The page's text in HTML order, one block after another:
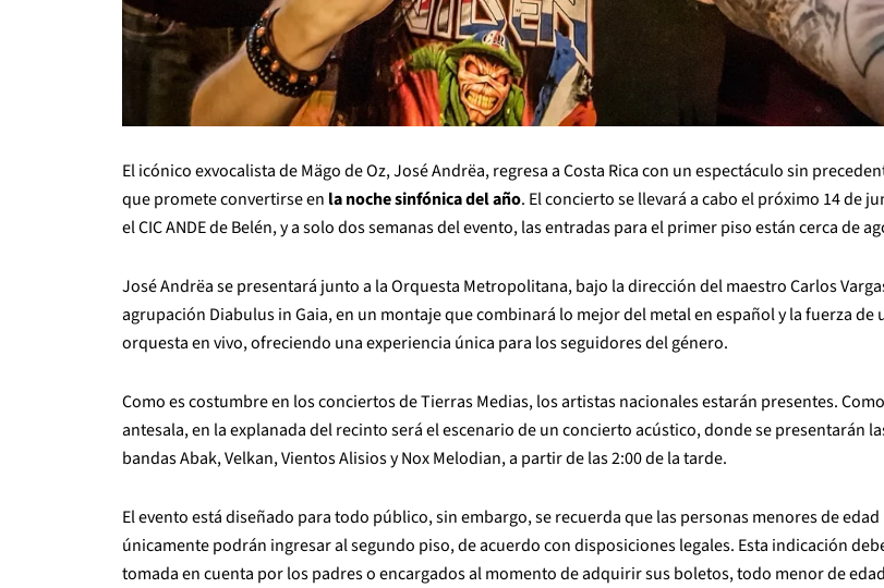
El icónico exvocalista de Mägo de Oz, José Andrëa, regresa a Costa Rica con un espectáculo sin
que promete convertirse en la noche sinfónica del año. El concierto se llevará a cabo el próximo 14 de
el CIC ANDE de Belén, y a solo dos semanas del evento, las entradas para el primer piso están cerca de
José Andrëa se presentará junto a la Orquesta Metropolitana, bajo la dirección del maestro Carlos
agrupación Diabulus in Gaia, en un montaje que combinará lo mejor del metal en español y la fuerza de
orquesta en vivo, ofreciendo una experiencia única para los seguidores del género.
Como es costumbre en los conciertos de Tierras Medias, los artistas nacionales estarán presentes. Como
antesala, en la explanada del recinto será el escenario de un concierto acústico, donde se presentarán
bandas Abak, Velkan, Vientos Alisios y Nox Melodian, a partir de las 2:00 de la tarde.
El evento está diseñado para todo público, sin embargo, se recuerda que las personas menores de edad
únicamente podrán ingresar al segundo piso, de acuerdo con disposiciones legales. Esta indicación
tomada en cuenta por los padres o encargados al momento de adquirir sus boletos, todo menor de